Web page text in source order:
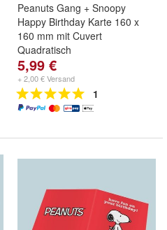
Peanuts Gang + Snoopy
Happy Birthday Karte 160 x
160 mm mit Cuvert
Quadratisch
5,99 €
+ 2,00 € Versand
1